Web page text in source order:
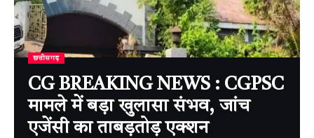
छत्तीसगढ़
CG BREAKING NEWS : CGPSC
मामले में बड़ा खुलासा संभव, जांच
एजेंसी का ताबड़तोड़ एक्शन